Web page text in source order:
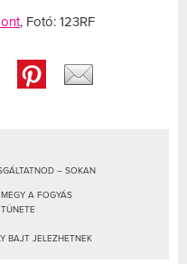
, Fotó: 123RF
– SOKAN
A FOGYÁS
BAJT JELEZHETNEK